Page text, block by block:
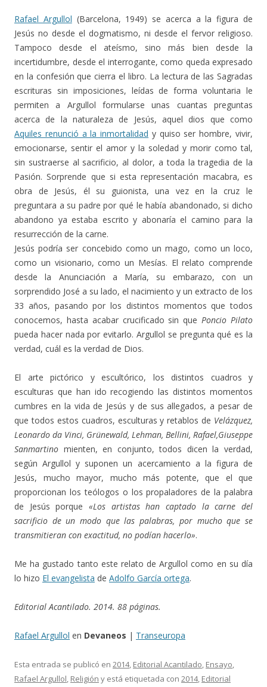
Rafael Argullol (Barcelona, 1949) se acerca a la figura de
Jesús no desde el dogmatismo, ni desde el fervor religioso.
Tampoco desde el ateísmo, sino más bien desde la
incertidumbre, desde el interrogante, como queda expresado
en la confesión que cierra el libro. La lectura de las Sagradas
escrituras sin imposiciones, leídas de forma voluntaria le
permiten a Argullol formularse unas cuantas preguntas
acerca de la naturaleza de Jesús, aquel dios que como
Aquiles renunció a la inmortalidad y quiso ser hombre, vivir,
emocionarse, sentir el amor y la soledad y morir como tal,
sin sustraerse al sacrificio, al dolor, a toda la tragedia de la
Pasión. Sorprende que si esta representación macabra, es
obra de Jesús, él su guionista, una vez en la cruz le
preguntara a su padre por qué le había abandonado, si dicho
abandono ya estaba escrito y abonaría el camino para la
resurrección de la carne.
Jesús podría ser concebido como un mago, como un loco,
como un visionario, como un Mesías. El relato comprende
desde la Anunciación a María, su embarazo, con un
sorprendido José a su lado, el nacimiento y un extracto de los
33 años, pasando por los distintos momentos que todos
conocemos, hasta acabar crucificado sin quePoncio Pilato
pueda hacer nada por evitarlo. Argullol se pregunta qué es la
verdad, cuál es la verdad de Dios.
El arte pictórico y escultórico, los distintos cuadros y
esculturas que han ido recogiendo las distintos momentos
cumbres en la vida de Jesús y de sus allegados, a pesar de
que todos estos cuadros, esculturas y retablos de Velázquez,
Leonardo da Vinci, Grünewald, Lehman, Bellini, Rafael,Giuseppe
Sanmartino mienten, en conjunto, todos dicen la verdad,
según Argullol y suponen un acercamiento a la figura de
Jesús, mucho mayor, mucho más potente, que el que
proporcionan los teólogos o los propaladores de la palabra
de Jesús porque «Los artistas han captado la carne del
sacrificio de un modo que las palabras, por mucho que se
transmitieran con exactitud, no podían hacerlo».
Me ha gustado tanto este relato de Argullol como en su día
lo hizo El evangelista de Adolfo García ortega.
Editorial Acantilado. 2014. 88 páginas.
Rafael Argullol en Devaneos | Transeuropa
Esta entrada se publicó en 2014, Editorial Acantilado, Ensayo,
Rafael Argullol, Religión y está etiquetada con 2014, Editorial